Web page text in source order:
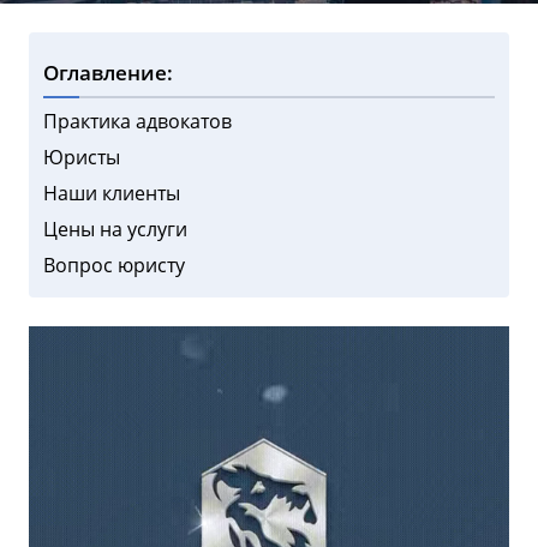
Оглавление:
Практика адвокатов
Юристы
Наши клиенты
Цены на услуги
Вопрос юристу